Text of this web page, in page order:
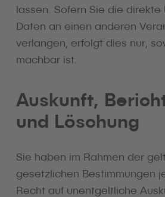
lassen. Sofern Sie die
Daten an einen anderen
verlangen, erfolgt dies nur,
machbar ist.
Auskunft,
und Löschung
Sie haben im Rahmen der
gesetzlichen Bestimmungen
Recht auf unentgeltliche